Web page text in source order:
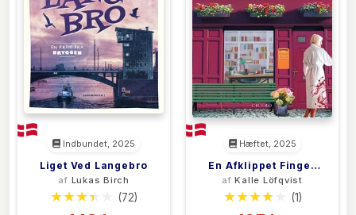
Indbundet, 2025
Liget Ved Langebro
af Lukas Birch
(72)
Hæftet, 2025
En Afklippet Finger
Og Snuden I Sporet
afKalle Löfqvist
(1)